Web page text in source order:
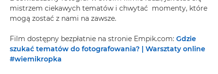
mistrzem ciekawych tematów i chwytać momenty, które
mogą zostać z nami na zawsze.
Film dostępny bezpłatnie na stronie Empik.com: Gdzie
szukać tematów do fotografowania? | Warsztaty online
#wiemikropka